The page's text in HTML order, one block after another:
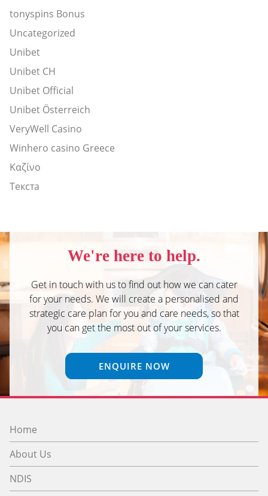
tonyspins Bonus
Uncategorized
Unibet
Unibet CH
Unibet Official
Unibet Österreich
VeryWell Casino
Winhero casino Greece
Καζίνο
Текста
We're here to help.
Get in touch with us to find out how we can cater
for your needs. We will create a personalised and
strategic care plan for you and care needs, so that
you can get the most out of your services.
ENQUIRE NOW
Home
About Us
NDIS